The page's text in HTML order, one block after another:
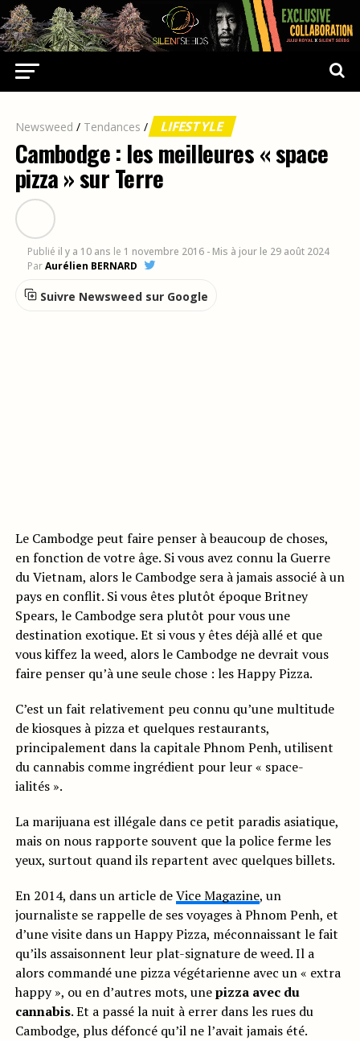
Newsweed / Tendances / LIFESTYLE
Cambodge : les meilleures « space
pizza » sur Terre
Publié il y a 10 ans le 1 novembre 2016 - Mis à jour le 29 août 2024
ParAurélien BERNARD
Suivre Newsweed sur Google
Le Cambodge peut faire penser à beaucoup de choses,
en fonction de votre âge. Si vous avez connu la Guerre
du Vietnam, alors le Cambodge sera à jamais associé à un
pays en conflit. Si vous êtes plutôt époque Britney
Spears, le Cambodge sera plutôt pour vous une
destination exotique. Et si vous y êtes déjà allé et que
vous kiffez la weed, alors le Cambodge ne devrait vous
faire penser qu’à une seule chose : les Happy Pizza.
C’est un fait relativement peu connu qu’une multitude
de kiosques à pizza et quelques restaurants,
principalement dans la capitale Phnom Penh, utilisent
du cannabis comme ingrédient pour leur « space-
ialités ».
La marijuana est illégale dans ce petit paradis asiatique,
mais on nous rapporte souvent que la police ferme les
yeux, surtout quand ils repartent avec quelques billets.
En 2014, dans un article deVice Magazine, un
journaliste se rappelle de ses voyages à Phnom Penh, et
d’une visite dans un Happy Pizza, méconnaissant le fait
qu’ils assaisonnent leur plat-signature de weed. Il a
alors commandé une pizza végétarienne avec un « extra
happy », ou en d’autres mots, unepizza avec du
cannabis. Et a passé la nuit à errer dans les rues du
Cambodge, plus défoncé qu’il ne l’avait jamais été.